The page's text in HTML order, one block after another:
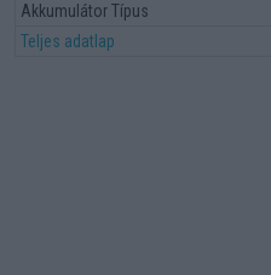
Akkumulátor Típus
Teljes adatlap